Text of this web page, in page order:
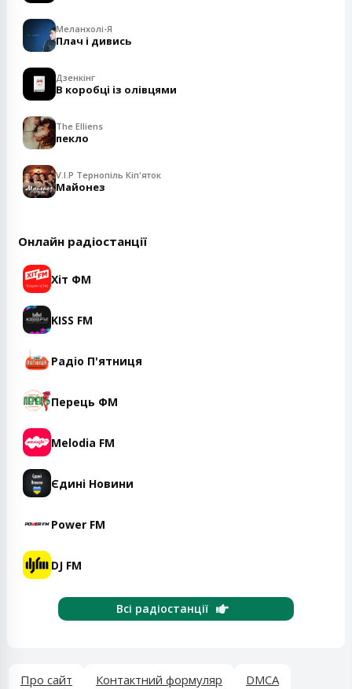
Меланхолі-Я
Плач і дивись
Дзенкінг
В коробці із олівцями
The Elliens
пекло
V.I.P Тернопіль Кіп'яток
Майонез
Онлайн радіостанції
Хіт ФМ
KISS FM
Радіо П'ятниця
Перець ФМ
Melodia FM
Єдині Новини
Power FM
DJ FM
Всі радіостанції
Про сайт Контактний формуляр DMCA